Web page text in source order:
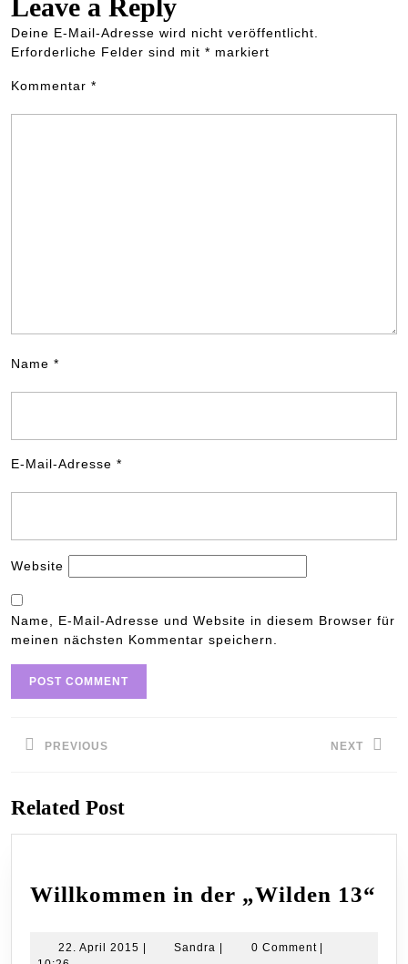
Leave a Reply
Deine E-Mail-Adresse wird nicht veröffentlicht.
Erforderliche Felder sind mit * markiert
Kommentar *
Name *
E-Mail-Adresse *
Website
Name, E-Mail-Adresse und Website in diesem Browser für
meinen nächsten Kommentar speichern.
PREVIOUS
post:
NEXT
Related Post
Willkommen in der „Wilden 13“
22. April 2015 22.
| Sandra Sandra
| 0 Comment |